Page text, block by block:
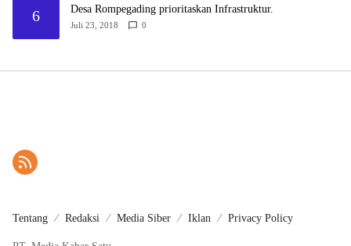
6 Desa Rompegading prioritaskan Infrastruktur.
Juli 23, 2018 0
Tentang Redaksi Media Siber Iklan Privacy Policy